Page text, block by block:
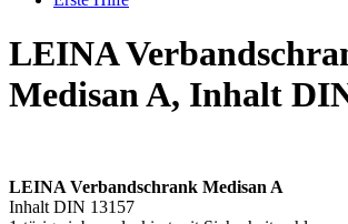
LEINA
Medisan A, Inhalt
LEINA Verbandschrank Medisan A
Inhalt DIN 13157